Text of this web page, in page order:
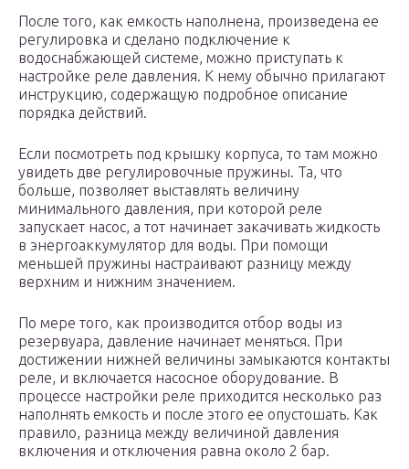
После того, как емкость наполнена, произведена ее
регулировка и сделано подключение к
водоснабжающей системе, можно приступать к
настройке реле давления. К нему обычно прилагают
инструкцию, содержащую подробное описание
порядка действий.
Если посмотреть под крышку корпуса, то там можно
увидеть две регулировочные пружины. Та, что
больше, позволяет выставлять величину
минимального давления, при которой реле
запускает насос, а тот начинает закачивать жидкость
в энергоаккумулятор для воды. При помощи
меньшей пружины настраивают разницу между
верхним и нижним значением.
По мере того, как производится отбор воды из
резервуара, давление начинает меняться. При
достижении нижней величины замыкаются контакты
реле, и включается насосное оборудование. В
процессе настройки реле приходится несколько раз
наполнять емкость и после этого ее опустошать. Как
правило, разница между величиной давления
включения и отключения равна около 2 бар.